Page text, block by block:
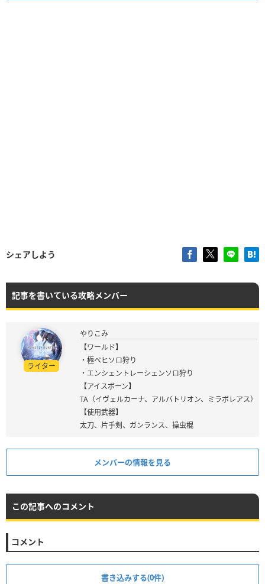
シェアしよう
記事を書いている攻略メンバー
ライター
やりこみ
【ワールド】
・極ベヒソロ狩り
・エンシェントレーシェンソロ狩り
【アイスボーン】
TA（イヴェルカーナ、アルバトリオン、ミラボレアス）
【使用武器】
太刀、片手剣、ガンランス、操虫棍
メンバーの情報を見る
この記事へのコメント
コメント
書き込みする(0件)